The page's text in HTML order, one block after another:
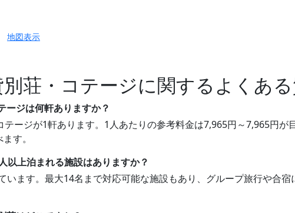
地図表示
荘・コテージに関するよくあ
ージは何軒ありますか？
ージが1軒あります。1人あたりの参考料金は7,965円～7,965円が
す。
以上泊まれる施設はありますか？
ます。最大14名まで対応可能な施設もあり、グループ旅行や合宿